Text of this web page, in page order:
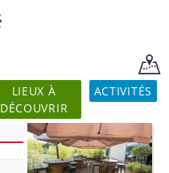
LIEUX À
DÉCOUVRIR
ACTIVITÉS